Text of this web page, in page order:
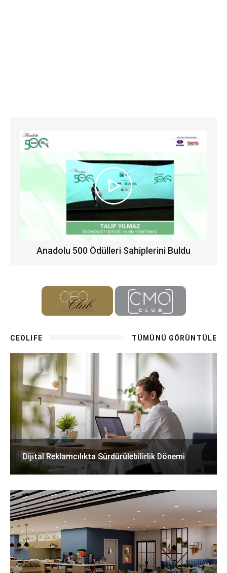
Anadolu 500 Ödülleri Sahiplerini Buldu
CEOLIFE TÜMÜNÜ GÖRÜNTÜLE
Dijital Reklamcılıkta Sürdürülebilirlik Dönemi